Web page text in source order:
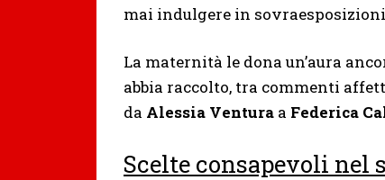
mai indulgere in
La maternità le dona un’aura
abbia raccolto, tra commenti
da Alessia Ventura a Federica
Scelte consapevoli nel